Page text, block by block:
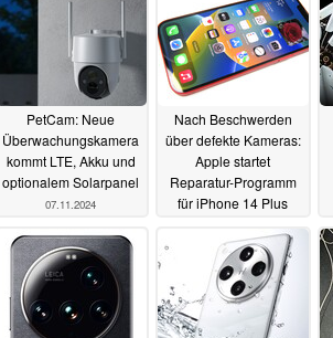
PetCam: Neue
Überwachungskamera
kommt LTE, Akku und
optionalem Solarpanel
07.11.2024
Nach Beschwerden
über defekte Kameras:
Apple startet
Reparatur-Programm
für iPhone 14 Plus